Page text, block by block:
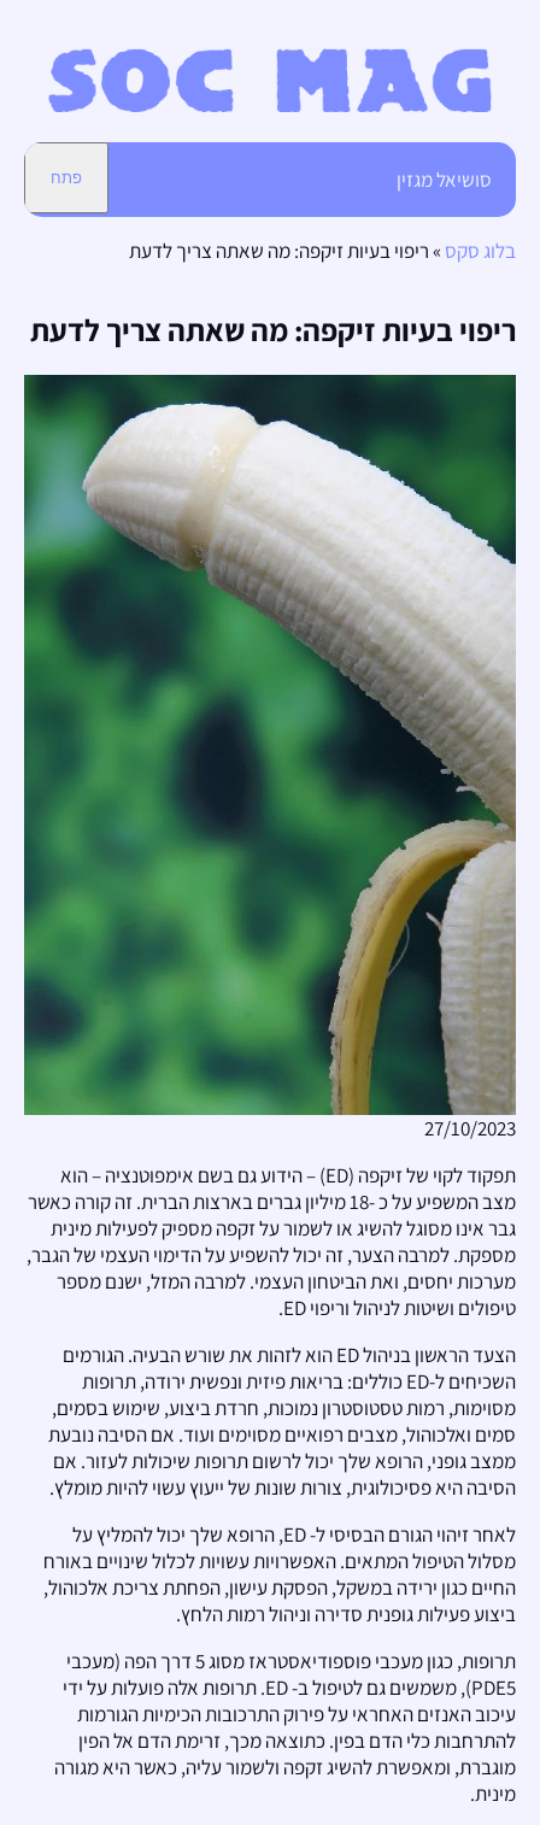
סושיאל מגזין פתח
בלוג סקס »ריפוי בעיות זיקפה: מה שאתה צריך לדעת
ריפוי בעיות זיקפה: מה שאתה צריך לדעת
27/10/2023
תפקוד לקוי של זיקפה (ED) – הידוע גם בשם אימפוטנציה – הוא
מצב המשפיע על כ -18 מיליון גברים בארצות הברית. זה קורה כאשר
גבר אינו מסוגל להשיג או לשמור על זקפה מספיק לפעילות מינית
מספקת. למרבה הצער, זה יכול להשפיע על הדימוי העצמי של הגבר,
מערכות יחסים, ואת הביטחון העצמי. למרבה המזל, ישנם מספר
טיפולים ושיטות לניהול וריפוי ED.
הצעד הראשון בניהול ED הוא לזהות את שורש הבעיה. הגורמים
השכיחים ל-ED כוללים: בריאות פיזית ונפשית ירודה, תרופות
מסוימות, רמות טסטוסטרון נמוכות, חרדת ביצוע, שימוש בסמים,
סמים ואלכוהול, מצבים רפואיים מסוימים ועוד. אם הסיבה נובעת
ממצב גופני, הרופא שלך יכול לרשום תרופות שיכולות לעזור. אם
הסיבה היא פסיכולוגית, צורות שונות של ייעוץ עשוי להיות מומלץ.
לאחר זיהוי הגורם הבסיסי ל- ED, הרופא שלך יכול להמליץ על
מסלול הטיפול המתאים. האפשרויות עשויות לכלול שינויים באורח
החיים כגון ירידה במשקל, הפסקת עישון, הפחתת צריכת אלכוהול,
ביצוע פעילות גופנית סדירה וניהול רמות הלחץ.
תרופות, כגון מעכבי פוספודיאסטראז מסוג 5 דרך הפה (מעכבי
PDE5), משמשים גם לטיפול ב- ED. תרופות אלה פועלות על ידי
עיכוב האנזים האחראי על פירוק התרכובות הכימיות הגורמות
להתרחבות כלי הדם בפין. כתוצאה מכך, זרימת הדם אל הפין
מוגברת, ומאפשרת להשיג זקפה ולשמור עליה, כאשר היא מגורה
מינית.